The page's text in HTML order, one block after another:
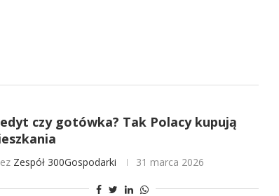
czy gotówka? Tak Polacy kupują
Zespół 300Gospodarki 31 marca 2026